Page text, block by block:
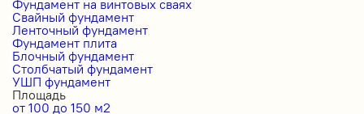
Фундамент на винтовых сваях
Свайный фундамент
Ленточный фундамент
Фундамент плита
Блочный фундамент
Столбчатый фундамент
УШП фундамент
Площадь
от 100 до 150 м2